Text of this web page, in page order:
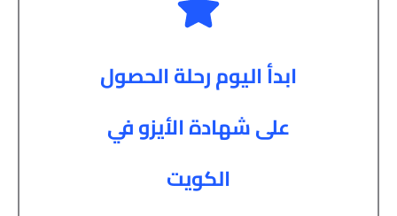
ابدأ اليوم رحلة الحصول
على شهادة الأيزو في
الكويت